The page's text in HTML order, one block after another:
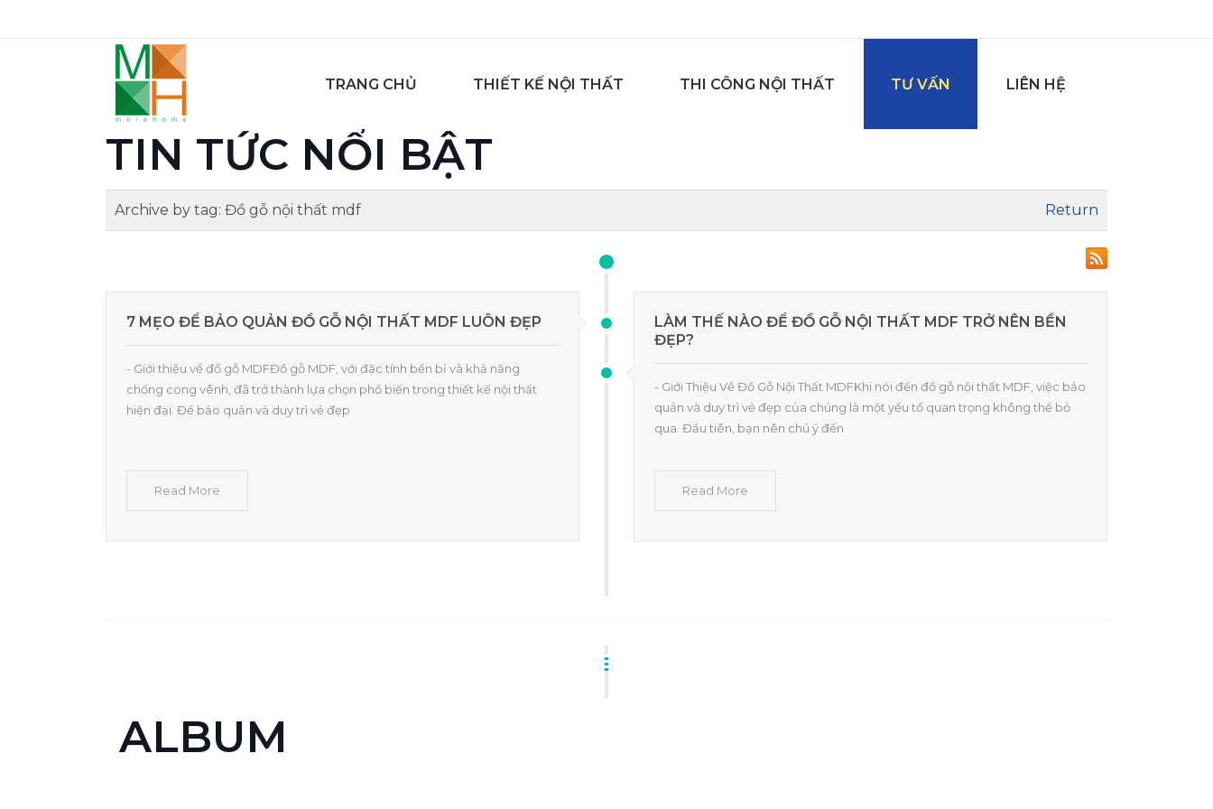
TRANG CHỦ THIẾT KẾ NỘI THẤT THI CÔNG NỘI THẤT TƯ VẤN LIÊN HỆ
TIN TỨC NỔI BẬT
Archive by tag: Đồ gỗ nội thất mdf Return
7 MẸO ĐỂ BẢO QUẢN ĐỒ GỖ NỘI THẤT MDF LUÔN ĐẸP
- Giới thiệu về đồ gỗ MDFĐồ gỗ MDF, với đặc tính bền bỉ và khả năng
chống cong vênh, đã trở thành lựa chọn phổ biến trong thiết kế nội thất
hiện đại. Để bảo quản và duy trì vẻ đẹp
Read More
LÀM THẾ NÀO ĐỂ ĐỒ GỖ NỘI THẤT MDF TRỞ NÊN BỀN
ĐẸP?
- Giới Thiệu Về Đồ Gỗ Nội Thất MDFKhi nói đến đồ gỗ nội thất MDF, việc bảo
quản và duy trì vẻ đẹp của chúng là một yếu tố quan trọng không thể bỏ
qua. Đầu tiên, bạn nên chú ý đến
Read More
ALBUM